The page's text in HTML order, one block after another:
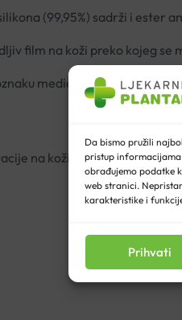
Da bismo pružili
pristup informacijama
obrađujemo podatke
web stranici.
karakteristike i
Prihvati
(99,95%) sadrži i ester
film na koži preko kojeg
medicinskog sredstva
na koži prekinite s